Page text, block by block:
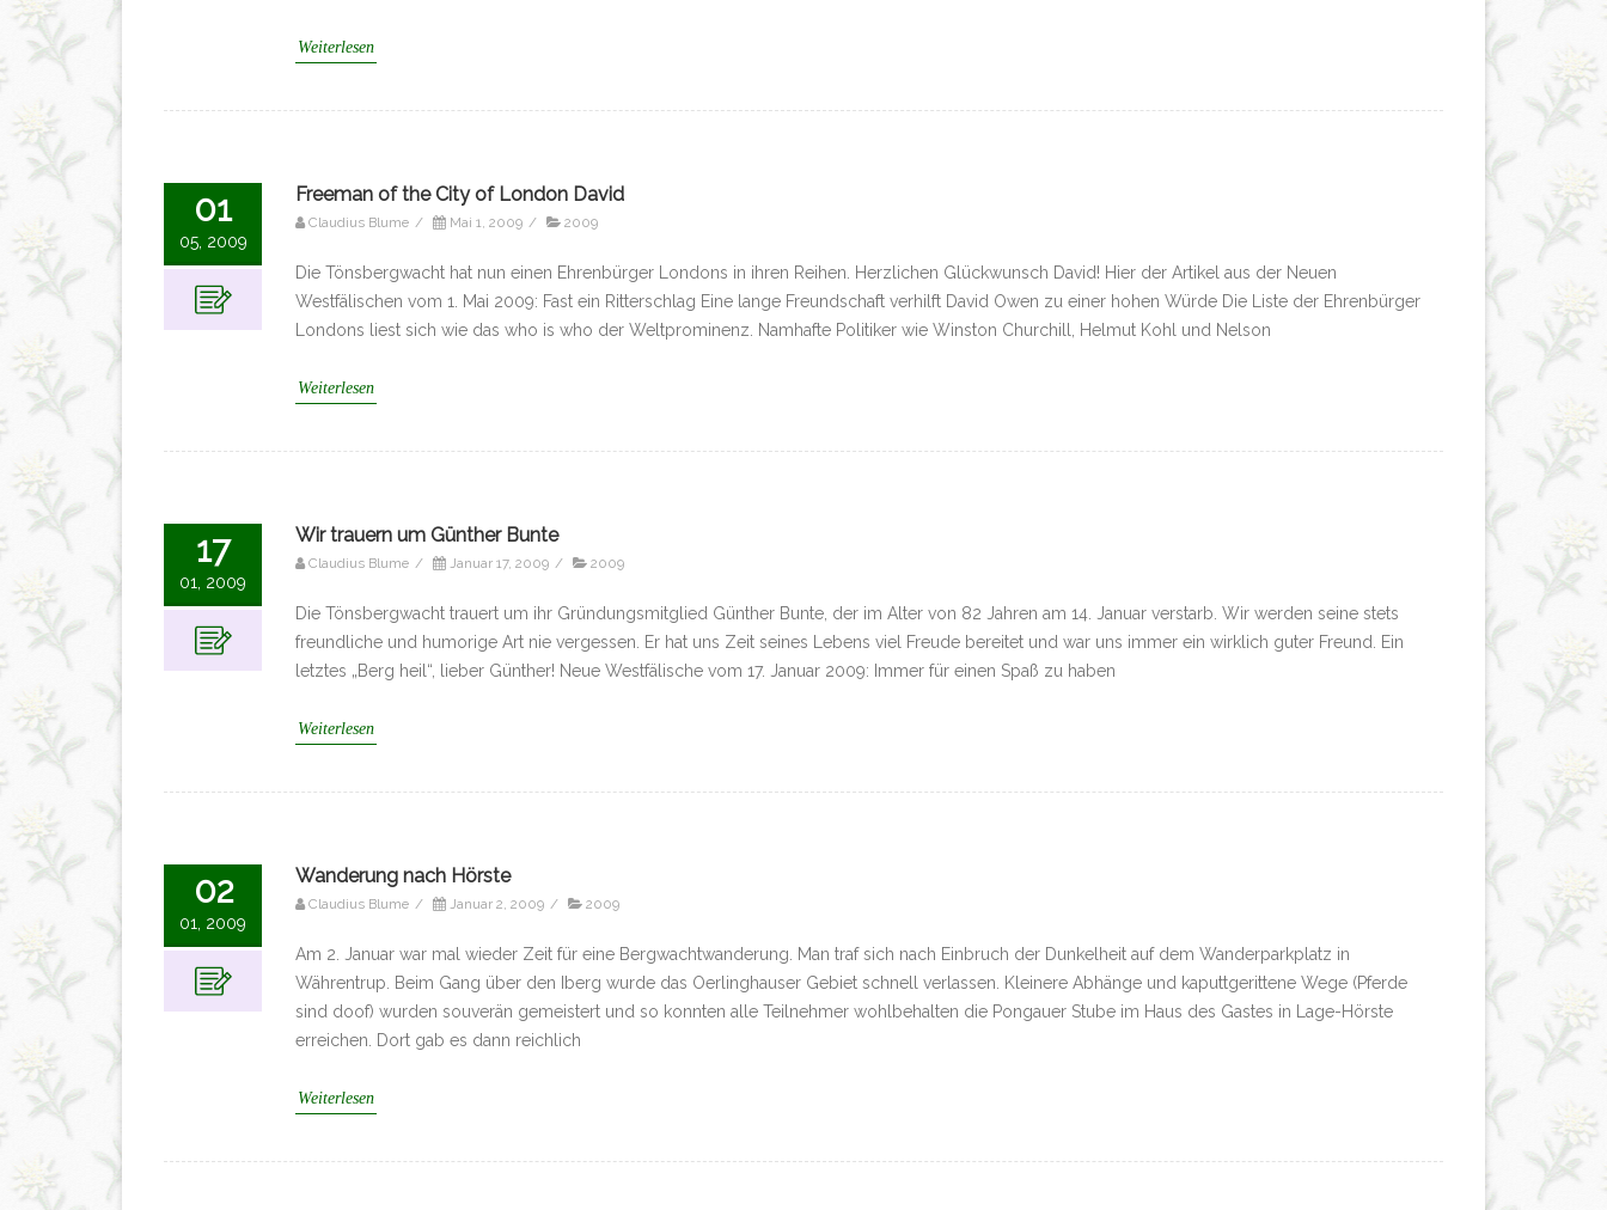
Weiterlesen
01
05, 2009
Freeman of the City of London David
Claudius Blume / Mai 1, 2009 / 2009
Die Tönsbergwacht hat nun einen Ehrenbürger Londons in ihren Reihen. Herzlichen Glückwunsch David! Hier der Artikel aus der Neuen
Westfälischen vom 1. Mai 2009: Fast ein Ritterschlag Eine lange Freundschaft verhilft David Owen zu einer hohen Würde Die Liste der Ehrenbürger
Londons liest sich wie das who is who der Weltprominenz. Namhafte Politiker wie Winston Churchill, Helmut Kohl und Nelson
Weiterlesen
17
01, 2009
Wir trauern um Günther Bunte
Claudius Blume / Januar 17, 2009 / 2009
Die Tönsbergwacht trauert um ihr Gründungsmitglied Günther Bunte, der im Alter von 82 Jahren am 14. Januar verstarb. Wir werden seine stets
freundliche und humorige Art nie vergessen. Er hat uns Zeit seines Lebens viel Freude bereitet und war uns immer ein wirklich guter Freund. Ein
letztes „Berg heil“, lieber Günther! Neue Westfälische vom 17. Januar 2009: Immer für einen Spaß zu haben
Weiterlesen
02
01, 2009
Wanderung nach Hörste
Claudius Blume / Januar 2, 2009 / 2009
Am 2. Januar war mal wieder Zeit für eine Bergwachtwanderung. Man traf sich nach Einbruch der Dunkelheit auf dem Wanderparkplatz in
Währentrup. Beim Gang über den Iberg wurde das Oerlinghauser Gebiet schnell verlassen. Kleinere Abhänge und kaputtgerittene Wege (Pferde
sind doof) wurden souverän gemeistert und so konnten alle Teilnehmer wohlbehalten die Pongauer Stube im Haus des Gastes in Lage-Hörste
erreichen. Dort gab es dann reichlich
Weiterlesen